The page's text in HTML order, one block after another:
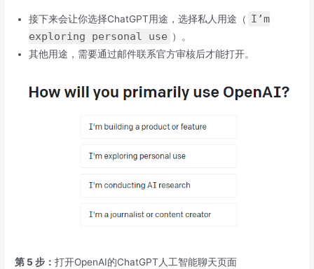
接下来会让你选择ChatGPT用途，选择私人用途（ I’m
exploring personal use ）
。
其他用途，需要通过邮件联系官方审核后才能打开。
第 5 步：打开OpenAI的ChatGPT人工智能聊天页面